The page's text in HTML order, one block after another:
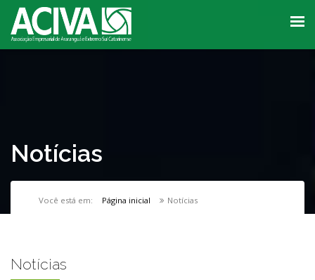
Notícias
Você está em: Página inicial Notícias
Notícias